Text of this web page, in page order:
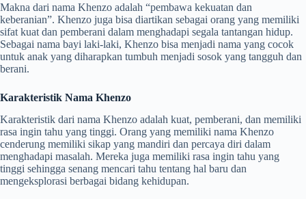
Makna dari nama Khenzo adalah “pembawa kekuatan dan
keberanian”. Khenzo juga bisa diartikan sebagai orang yang memiliki
sifat kuat dan pemberani dalam menghadapi segala tantangan hidup.
Sebagai nama bayi laki-laki, Khenzo bisa menjadi nama yang cocok
untuk anak yang diharapkan tumbuh menjadi sosok yang tangguh dan
berani.
Karakteristik Nama Khenzo
Karakteristik dari nama Khenzo adalah kuat, pemberani, dan memiliki
rasa ingin tahu yang tinggi. Orang yang memiliki nama Khenzo
cenderung memiliki sikap yang mandiri dan percaya diri dalam
menghadapi masalah. Mereka juga memiliki rasa ingin tahu yang
tinggi sehingga senang mencari tahu tentang hal baru dan
mengeksplorasi berbagai bidang kehidupan.